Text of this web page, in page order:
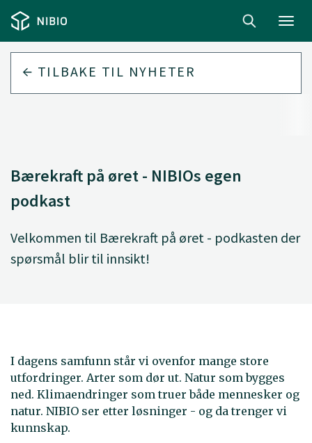
TILBAKE TIL NYHETER
Bærekraft på øret - NIBIOs egen
podkast
Velkommen til Bærekraft på øret - podkasten der
spørsmål blir til innsikt!
I dagens samfunn står vi ovenfor mange store
utfordringer. Arter som dør ut. Natur som bygges
ned. Klimaendringer som truer både mennesker og
natur. NIBIO ser etter løsninger - og da trenger vi
kunnskap.